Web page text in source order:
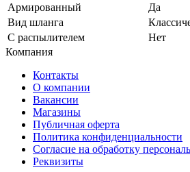
Армированный
Да
Вид шланга
С распылителем
Нет
Компания
Контакты
О компании
Вакансии
Магазины
Публичная оферта
Политика конфиденциальности
Согласие на обработку
Реквизиты